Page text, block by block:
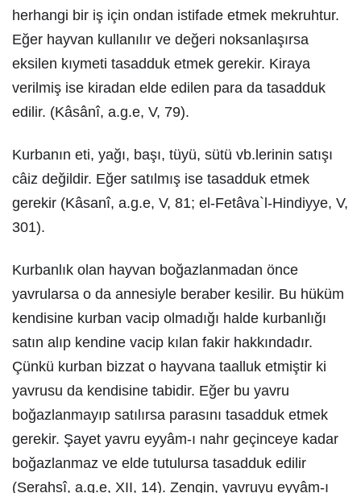
herhangi bir iş için ondan istifade etmek mekruhtur.
Eğer hayvan kullanılır ve değeri noksanlaşırsa
eksilen kıymeti tasadduk etmek gerekir. Kiraya
verilmiş ise kiradan elde edilen para da tasadduk
edilir. (Kâsânî, a.g.e, V, 79).
Kurbanın eti, yağı, başı, tüyü, sütü vb.lerinin satışı
câiz değildir. Eğer satılmış ise tasadduk etmek
gerekir (Kâsanî, a.g.e, V, 81; el-Fetâva`l-Hindiyye, V,
301).
Kurbanlık olan hayvan boğazlanmadan önce
yavrularsa o da annesiyle beraber kesilir. Bu hüküm
kendisine kurban vacip olmadığı halde kurbanlığı
satın alıp kendine vacip kılan fakir hakkındadır.
Çünkü kurban bizzat o hayvana taalluk etmiştir ki
yavrusu da kendisine tabidir. Eğer bu yavru
boğazlanmayıp satılırsa parasını tasadduk etmek
gerekir. Şayet yavru eyyâm-ı nahr geçinceye kadar
boğazlanmaz ve elde tutulursa tasadduk edilir
(Serahsî, a.g.e, XII, 14). Zengin, yavruyu eyyâm-ı